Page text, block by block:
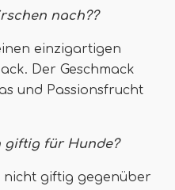
nach??
einzigartigen
Der Geschmack
und Passionsfrucht
giftig für Hunde?
nicht giftig gegenüber